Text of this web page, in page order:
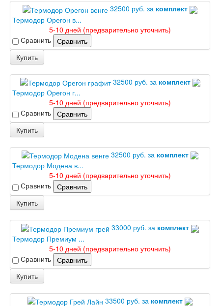
Двери межкомнатные ВФД
Атум ВФД
Атум Про ВФД
Бейсик ВФД
Винтер ВФД
Стокгольм ВФД
Урбан ВФД
Эмалекс ВФД
Фурнитура
Фурнитура Adden bau
Фурнитура Bussare
Распродажа
Натяжные потолки
Окна
Информация
Вызов замерщика
Обработка персональных данных
Доставка
Оплата
Установка межкомнатных и входных дверей
Отзывы клиентов
Новости
Доставка
Установка
32500 руб. за комплект
Термодор Орегон в...
5-10 дней (предварительно уточнить)
Сравнить Сравнить
Купить
32500 руб. за комплект
Термодор Орегон г...
5-10 дней (предварительно уточнить)
Сравнить Сравнить
Купить
32500 руб. за комплект
Термодор Модена в...
5-10 дней (предварительно уточнить)
Сравнить Сравнить
Купить
33000 руб. за комплект
Термодор Премиум ...
5-10 дней (предварительно уточнить)
Сравнить Сравнить
Купить
33500 руб. за комплект